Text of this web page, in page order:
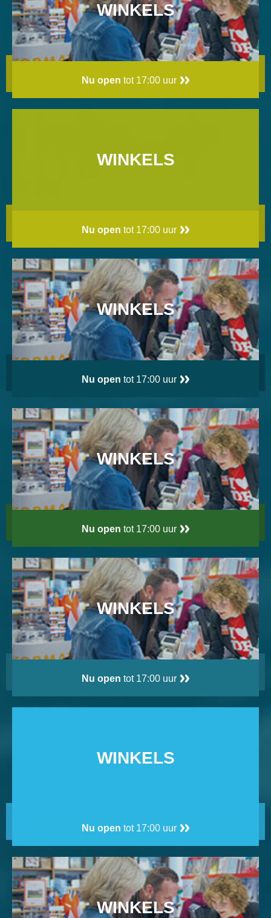
WINKELS
Nu open tot 17:00 uur
WINKELS
Nu open tot 17:00 uur
WINKELS
Nu open tot 17:00 uur
WINKELS
Nu open tot 17:00 uur
WINKELS
Nu open tot 17:00 uur
WINKELS
Nu open tot 17:00 uur
WINKELS